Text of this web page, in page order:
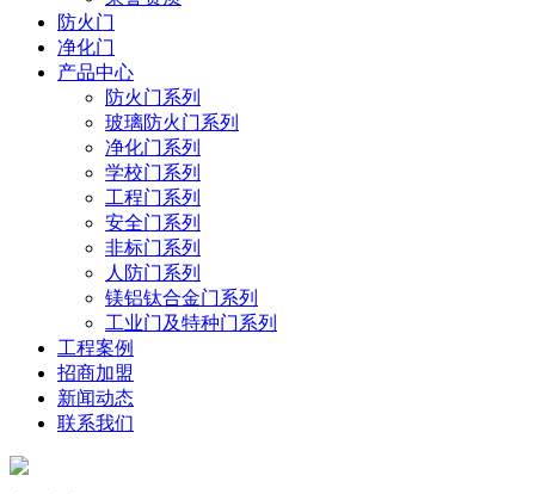
防火门
净化门
产品中心
防火门系列
玻璃防火门系列
净化门系列
学校门系列
工程门系列
安全门系列
非标门系列
人防门系列
镁铝钛合金门系列
工业门及特种门系列
工程案例
招商加盟
新闻动态
联系我们